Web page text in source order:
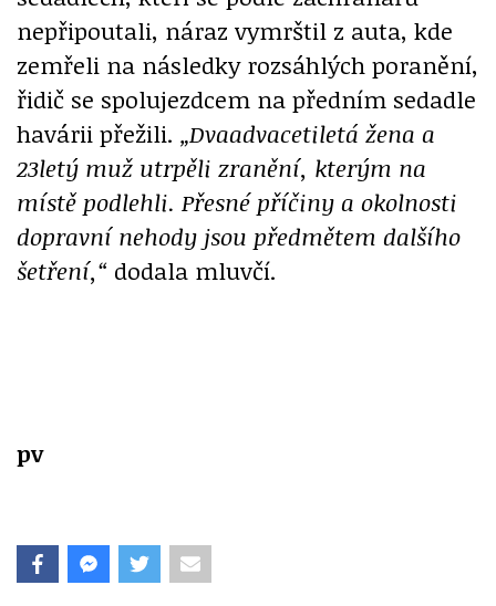
nepřipoutali, náraz vymrštil z auta, kde
zemřeli na následky rozsáhlých poranění,
řidič se spolujezdcem na předním sedadle
havárii přežili. „Dvaadvacetiletá žena a
23letý muž utrpěli zranění, kterým na
místě podlehli. Přesné příčiny a okolnosti
dopravní nehody jsou předmětem dalšího
šetření,“ dodala mluvčí.
pv